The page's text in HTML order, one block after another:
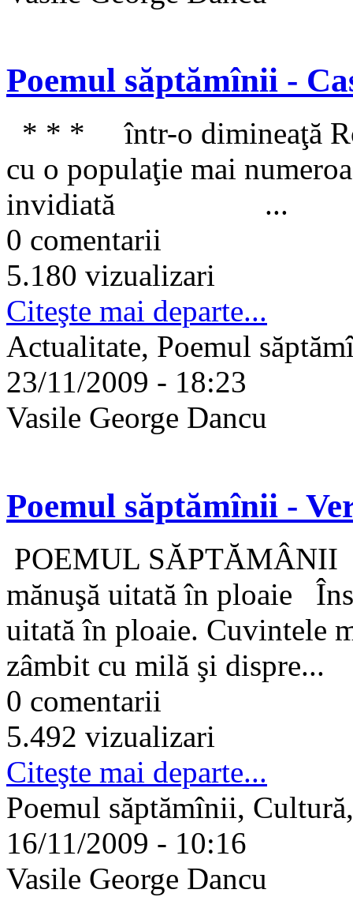
Poemul săptămînii -
* * * într-o dimineaţă
cu o populaţie mai
invidiată ...
0 comentarii
5.180 vizualizari
Citeşte mai departe...
Actualitate, Poemul
23/11/2009 - 18:23
Vasile George Dancu
Poemul săptămînii -
POEMUL
mănuşă uitată în ploaie
uitată în ploaie. Cuvintele
zâmbit cu milă şi dispre...
0 comentarii
5.492 vizualizari
Citeşte mai departe...
Poemul săptămînii,
16/11/2009 - 10:16
Vasile George Dancu